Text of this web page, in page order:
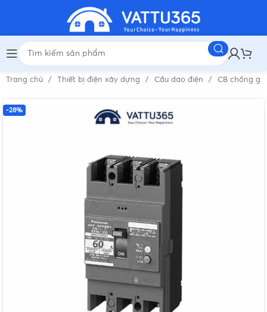
Trang chủ Thiết bị điện xây dựng Cầu dao điện CB chống
-28%